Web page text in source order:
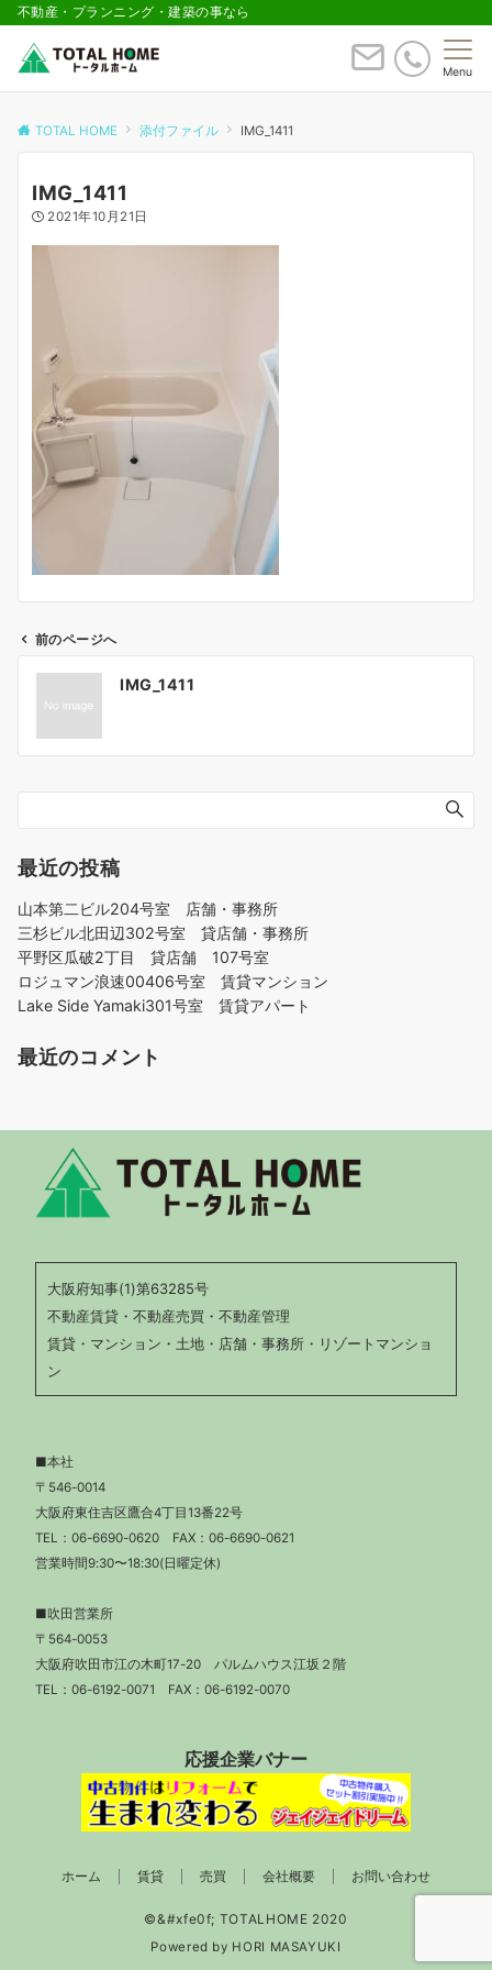
不動産・プランニング・建築の事なら
Menu
TOTAL HOME 添付ファイル IMG_1411
IMG_1411
2021年10月21日
シ
ョ
前のページへ
IMG_1411
最近の投稿
山本第二ビル204号室 店舗・事務所
三杉ビル北田辺302号室 貸店舗・事務所
平野区瓜破2丁目 貸店舗 107号室
ロジュマン浪速00406号室 賃貸マンション
Lake Side Yamaki301号室 賃貸アパート
最近のコメント
大阪府知事(1)第63285号
不動産賃貸・不動産売買・不動産管理
賃貸・マンション・土地・店舗・事務所・リゾートマンショ
ン
■本社
〒546-0014
大阪府東住吉区鷹合4丁目13番22号
TEL： 06-6690-0620 FAX：06-6690-0621
営業時間9:30〜18:30(日曜定休)
■吹田営業所
〒564-0053
大阪府吹田市江の木町17-20 パルムハウス江坂２階
TEL： 06-6192-0071 FAX：06-6192-0070
応援企業バナー
ホーム 賃貸 売買 会社概要 お問い合わせ
Powered by